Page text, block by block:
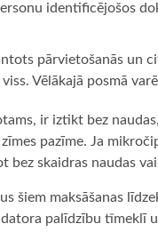
identificējošos
pārvietošanās un
Vēlākajā posmā
ir iztikt bez
zīmes pazīme. Ja
bez skaidras naudas
šiem maksāšanas
palīdzību tīmeklī